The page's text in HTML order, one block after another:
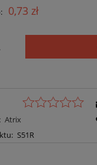
0,73 zł
Atrix
S51R